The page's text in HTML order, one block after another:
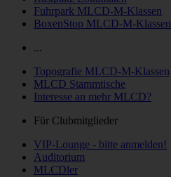
Fuhrpark MLCD-M-Klassen
BoxenStop MLCD-M-Klassen
...
Topografie MLCD-M-Klassen
MLCD Stammtische
Interesse an mehr MLCD?
Für Clubmitglieder
VIP-Lounge - bitte anmelden!
Auditorium
MLCDler